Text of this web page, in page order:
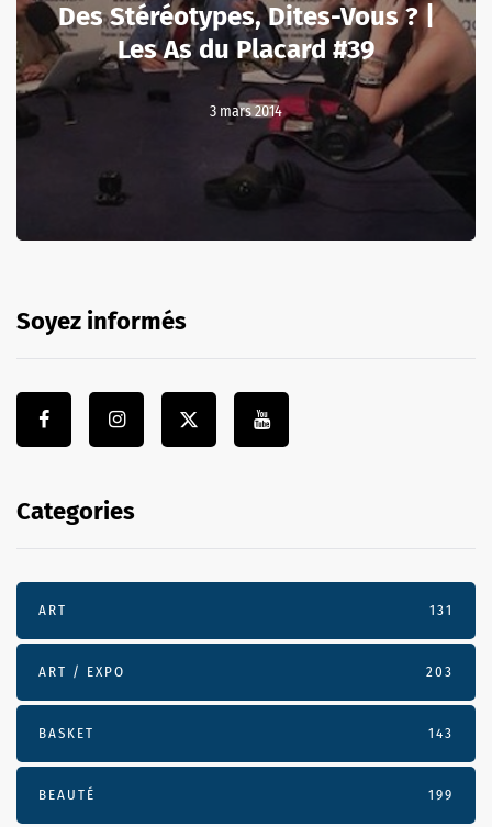
Des Stéréotypes, Dites-Vous ? |
Les As du Placard #39
3 mars 2014
Soyez informés
Categories
ART 131
ART / EXPO 203
BASKET 143
BEAUTÉ 199